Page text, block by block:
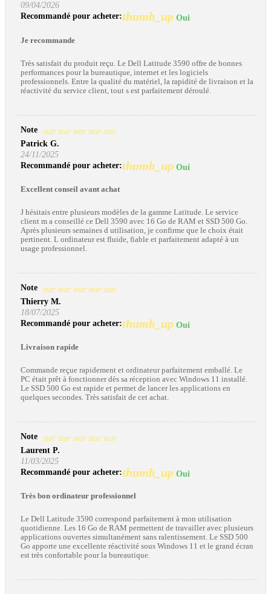
09/04/2026
Recommandé pour acheter:thumb_up Oui
Je recommande
Très satisfait du produit reçu. Le Dell Latitude 3590 offre de bonnes
performances pour la bureautique, internet et les logiciels
professionnels. Entre la qualité du matériel, la rapidité de livraison et la
réactivité du service client, tout s est parfaitement déroulé.
Note star star star star star
Patrick G.
24/11/2025
Recommandé pour acheter:thumb_up Oui
Excellent conseil avant achat
J hésitais entre plusieurs modèles de la gamme Latitude. Le service
client m a conseillé ce Dell 3590 avec 16 Go de RAM et SSD 500 Go.
Après plusieurs semaines d utilisation, je confirme que le choix était
pertinent. L ordinateur est fluide, fiable et parfaitement adapté à un
usage professionnel.
Note star star star star star
Thierry M.
18/07/2025
Recommandé pour acheter:thumb_up Oui
Livraison rapide
Commande reçue rapidement et ordinateur parfaitement emballé. Le
PC était prêt à fonctionner dès sa réception avec Windows 11 installé.
Le SSD 500 Go est rapide et permet de lancer les applications en
quelques secondes. Très satisfait de cet achat.
Note star star star star star
Laurent P.
11/03/2025
Recommandé pour acheter:thumb_up Oui
Très bon ordinateur professionnel
Le Dell Latitude 3590 correspond parfaitement à mon utilisation
quotidienne. Les 16 Go de RAM permettent de travailler avec plusieurs
applications ouvertes simultanément sans ralentissement. Le SSD 500
Go apporte une excellente réactivité sous Windows 11 et le grand écran
est très confortable pour la bureautique.